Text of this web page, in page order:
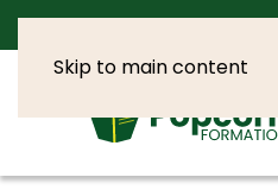
Skip to main content